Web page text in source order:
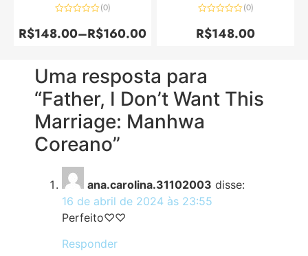
0
de
(0)
R$148.00–R$160.00
0
de
(0)
R$148.00
Uma resposta para
“Father, I Don’t Want This
Marriage: Manhwa
Coreano”
ana.carolina.31102003 disse:
16 de abril de 2024 às 23:55
Perfeito♡♡
Responder